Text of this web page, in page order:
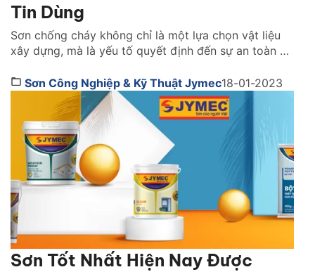
Tin Dùng
Sơn chống cháy không chỉ là một lựa chọn vật liệu
xây dựng, mà là yếu tố quyết định đến sự an toàn và
hỏa hoạn. Vậy lựa sơn chống cháy hãng nào tốt?
Cách chọn như thế nào. Cùng tìm hiểu ngay […]
Sơn Công Nghiệp & Kỹ Thuật Jymec18-01-2023
Sơn Tốt Nhất Hiện Nay Được